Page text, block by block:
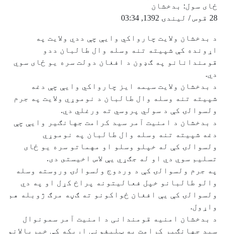
ځاى سول: بدخشان
28 قوس / لیندۍ 1392, 03:34
د بدخشان ولايت چارواکي وايې چې ددي ولايت په
اړونده کې شپيته تنه وسله وال طالبان ددو
قومندانانو په ګډون د افغان دولت سره يو ځاى سوي
دي.
د بدخشان ولايت سيمه ايز چارواکي وايې چې دغه
شپيته تنه وسله وال طالبان د نوموړي ولايت په جرم
ولسوالۍ کې د سولي پروسي ته ورغلي دي.
د بدخشان د امنيت آمر سيد کرامت جهانګير وايې چې
دغه شپيته تنه وسله وال طالبان په نوموړي
ولسوالۍ کې له خپلو وسلو او مهماتو سره يو ځاى
تسليم سوي دي او له جګړي يې لاس اخيستى دى.
په جرم ولسوالۍ کې د وردوج ولسوالۍ وروسته وسله
والو طالبانو خپل فعاليتونه پراخ کړل او په دي
ولسوالۍ کې يې افغان ځواکونو ته ګڼه مرګ ژوبله هم
واړول.
د بدخشان امنیه قومندانی د امنیت آمر سمونوال
سید جهانګیر کرامت په ټلیفونی اړیکه کې خبریالانو